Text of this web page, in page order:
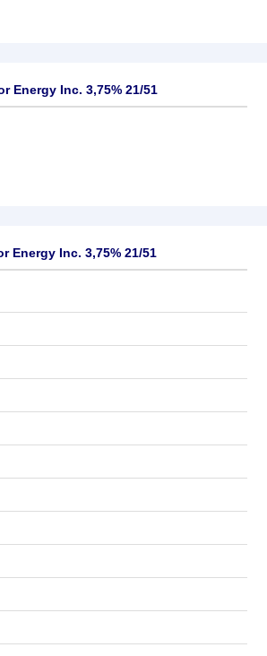
Energy Inc. 3,75% 21/51
Energy Inc. 3,75% 21/51